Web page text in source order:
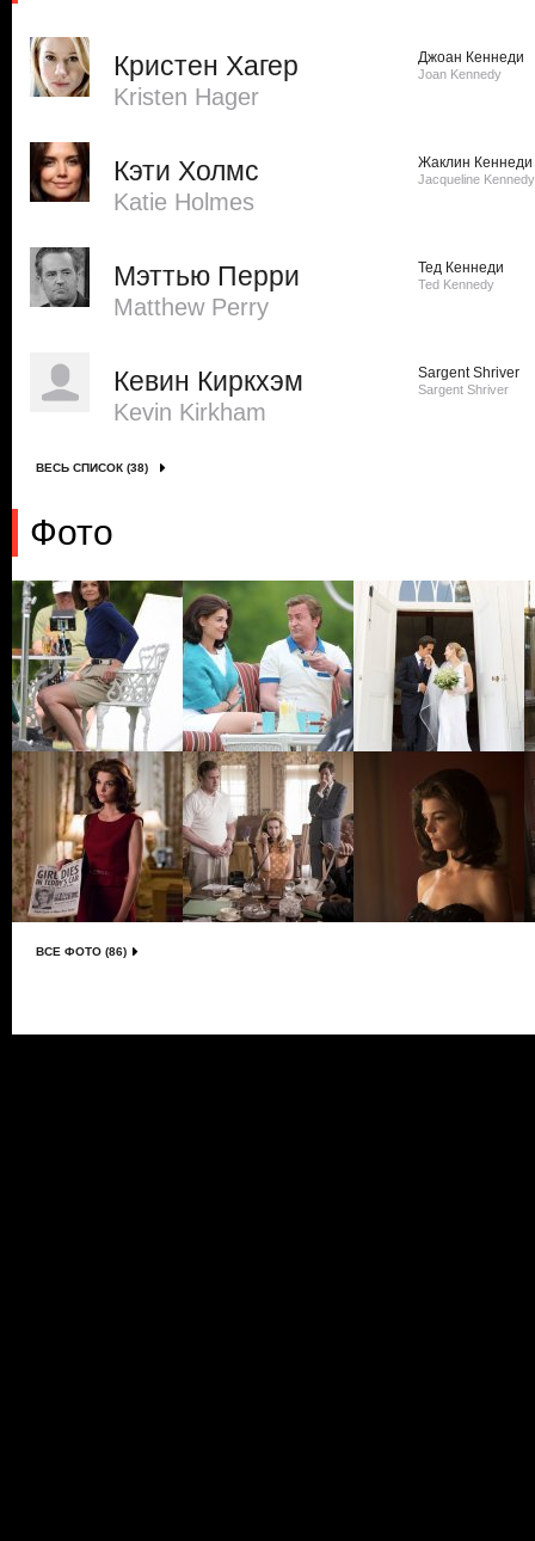
Кристен Хагер
Kristen Hager
Джоан Кеннеди
Joan Kennedy
Кэти Холмс
Katie Holmes
Жаклин Кеннеди
Jacqueline Kennedy
Мэттью Перри
Matthew Perry
Тед Кеннеди
Ted Kennedy
Кевин Киркхэм
Kevin Kirkham
Sargent Shriver
Sargent Shriver
ВЕСЬ СПИСОК (38)
Фото
ВСЕ ФОТО (86)